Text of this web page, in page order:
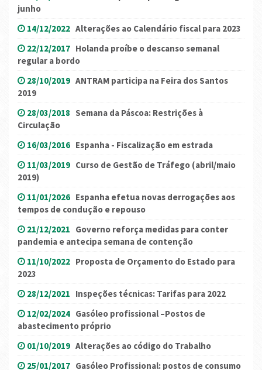
junho
14/12/2022 Alterações ao Calendário fiscal para 2023
22/12/2017 Holanda proíbe o descanso semanal
regular a bordo
28/10/2019 ANTRAM participa na Feira dos Santos
2019
28/03/2018 Semana da Páscoa: Restrições à
Circulação
16/03/2016 Espanha - Fiscalização em estrada
11/03/2019 Curso de Gestão de Tráfego (abril/maio
2019)
11/01/2026 Espanha efetua novas derrogações aos
tempos de condução e repouso
21/12/2021 Governo reforça medidas para conter
pandemia e antecipa semana de contenção
11/10/2022 Proposta de Orçamento do Estado para
2023
28/12/2021 Inspeções técnicas: Tarifas para 2022
12/02/2024 Gasóleo profissional –Postos de
abastecimento próprio
01/10/2019 Alterações ao código do Trabalho
25/01/2017 Gasóleo Profissional: postos de consumo